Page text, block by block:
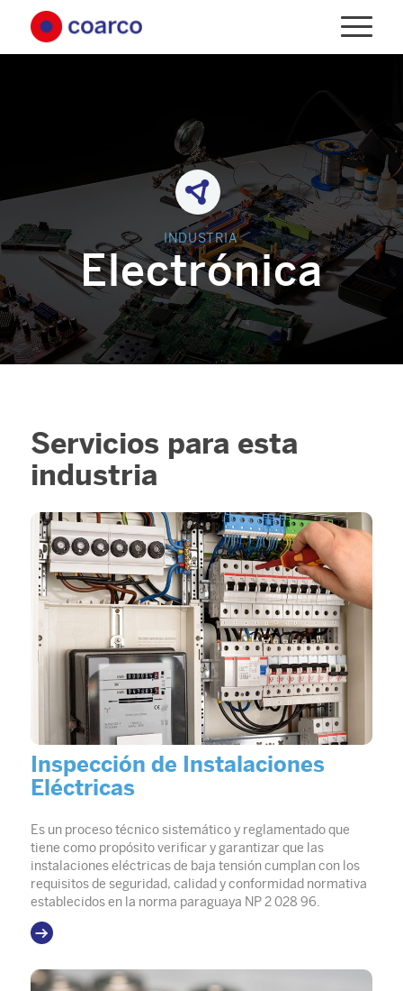
INDUSTRIA
Electrónica
Servicios para esta
industria
Inspección de Instalaciones
Eléctricas
Es un proceso técnico sistemático y reglamentado que
tiene como propósito verificar y garantizar que las
instalaciones eléctricas de baja tensión cumplan con los
requisitos de seguridad, calidad y conformidad normativa
establecidos en la norma paraguaya NP 2 028 96.